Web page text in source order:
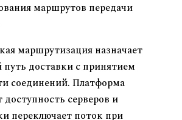
маршрутов передачи
маршрутизация назначает
доставки с принятием
соединений. Платформа
доступность серверов и
переключает поток при